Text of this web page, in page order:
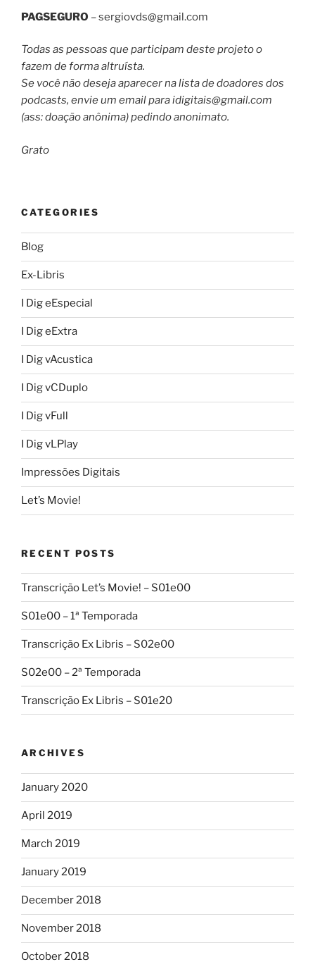
PAGSEGURO –sergiovds@gmail.com
Todas as pessoas que participam deste projeto o
fazem de forma altruísta.
Se você não deseja aparecer na lista de doadores dos
podcasts, envie um email paraidigitais@gmail.com
(ass: doação anônima) pedindo anonimato.
Grato
CATEGORIES
Blog
Ex-Libris
I Dig eEspecial
I Dig eExtra
I Dig vAcustica
I Dig vCDuplo
I Dig vFull
I Dig vLPlay
Impressões Digitais
Let’s Movie!
RECENT POSTS
Transcrição Let’s Movie! – S01e00
S01e00 – 1ª Temporada
Transcrição Ex Libris – S02e00
S02e00 – 2ª Temporada
Transcrição Ex Libris – S01e20
ARCHIVES
January 2020
April 2019
March 2019
January 2019
December 2018
November 2018
October 2018